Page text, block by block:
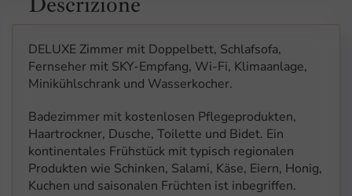
DELUXE Zimmer mit Doppelbett, Schlafsofa,
Fernseher mit SKY-Empfang, Wi-Fi, Klimaanlage,
Minikühlschrank und Wasserkocher.
Badezimmer mit kostenlosen Pflegeprodukten,
Haartrockner, Dusche, Toilette und Bidet. Ein
kontinentales Frühstück mit typisch regionalen
Produkten wie Schinken, Salami, Käse, Eiern, Honig,
Kuchen und saisonalen Früchten ist inbegriffen.